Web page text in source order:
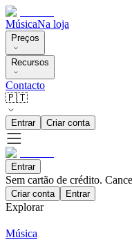
MúsicaNa loja
Preços
Recursos
Contacto
🇵🇹
Entrar Criar conta
Entrar
Sem cartão de crédito.
Criar conta Entrar
Explorar
Música